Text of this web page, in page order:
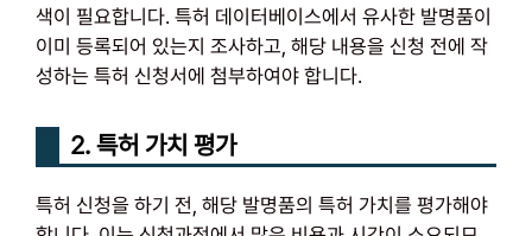
색이 필요합니다. 특허 데이터베이스에서 유사한 발명품이
이미 등록되어 있는지 조사하고, 해당 내용을 신청 전에 작
성하는 특허 신청서에 첨부하여야 합니다.
2. 특허 가치 평가
특허 신청을 하기 전, 해당 발명품의 특허 가치를 평가해야